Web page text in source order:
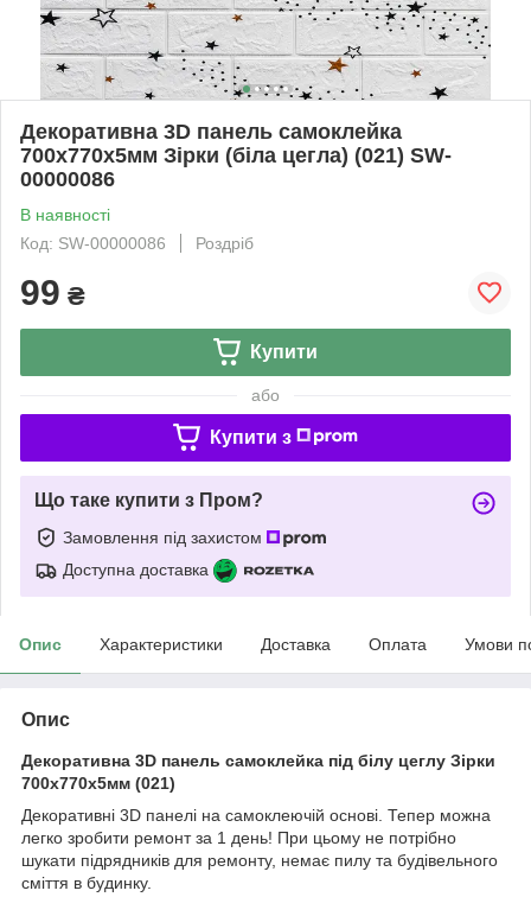
Декоративна 3D панель самоклейка
700х770х5мм Зірки (біла цегла) (021) SW-
00000086
В наявності
Код: SW-00000086
Роздріб
99 ₴
Купити
або
Купити з
Що таке купити з Пром?
Замовлення під захистом
Доступна доставка
Опис Характеристики Доставка Оплата Умови
Опис
Декоративна 3D панель самоклейка під білу цеглу Зірки
700х770х5мм (021)
Декоративні 3D панелі на самоклеючій основі. Тепер можна
легко зробити ремонт за 1 день! При цьому не потрібно
шукати підрядників для ремонту, немає пилу та будівельного
сміття в будинку.